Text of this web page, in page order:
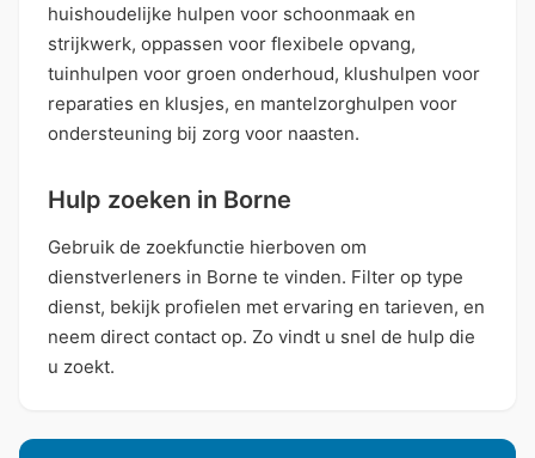
huishoudelijke hulpen voor schoonmaak en
strijkwerk, oppassen voor flexibele opvang,
tuinhulpen voor groen onderhoud, klushulpen voor
reparaties en klusjes, en mantelzorghulpen voor
ondersteuning bij zorg voor naasten.
Hulp zoeken in Borne
Gebruik de zoekfunctie hierboven om
dienstverleners in Borne te vinden. Filter op type
dienst, bekijk profielen met ervaring en tarieven, en
neem direct contact op. Zo vindt u snel de hulp die
u zoekt.